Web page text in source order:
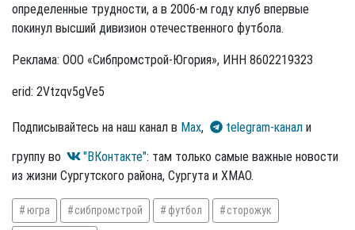
определенные трудности, а в 2006-м году клуб впервые
покинул высший дивизион отечественного футбола.
Реклама: ООО «Сибпромстрой-Югория», ИНН 8602219323
erid: 2Vtzqv5gVe5
Подписывайтесь на наш канал в Max, telegram-канал и
группу во
"ВКонтакте": там только самые важные новости
из жизни Сургутского района, Сургута и ХМАО.
югра сибпромстрой футбол сторожук